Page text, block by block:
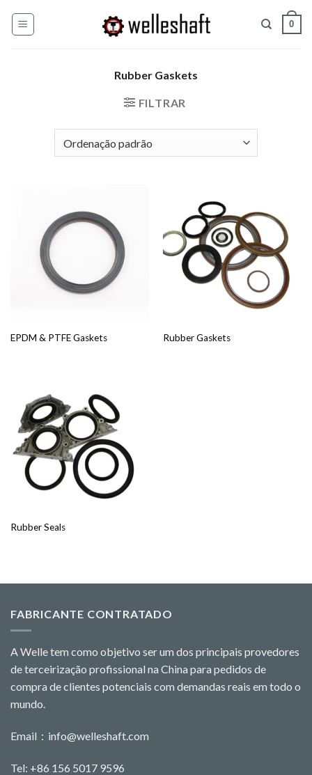
para
0
Rubber Gaskets
FILTRAR
EPDM & PTFE Gaskets Rubber Gaskets
Rubber Seals
FABRICANTE CONTRATADO
A Welle tem como objetivo ser um dos principais provedores
de terceirização profissional na China para pedidos de
compra de clientes potenciais com demandas reais em todo o
mundo.
Email： info@welleshaft.com
Tel: +86 156 5017 9596